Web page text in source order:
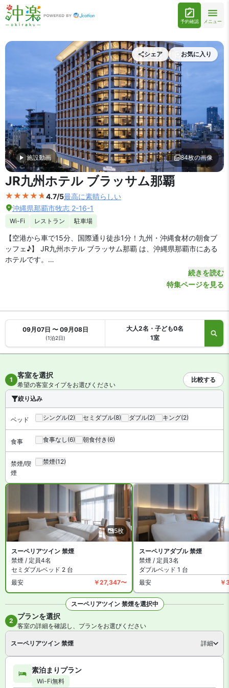
予約確認 メニュー
外観の写真を拡大表示
施設動画
シェア お気に入り
84枚の画像
JR九州ホテル ブラッサム那覇
4.7/5最高に素晴らしい
沖縄県那覇市牧志 2-16-1
Wi-Fi レストラン 駐車場
【空港から車で15分、国際通り徒歩1分！九州・沖縄食材の朝食ブ
ッフェ♪】 JR九州ホテル ブラッサム那覇 は、沖縄県那覇市にある
ホテルです。
JR九州ホテル ブラッサム那覇 までのアクセスは、那覇空港からモ
からお車をご利用の場合、約15分で到着します。
沖縄自動車道「那覇IC」は車で20分。ホテルは国際通りまで徒歩1
分の沖映通り沿いにあります。牧志公設市場や国際通り屋台村は徒
歩5分。ビジネス・観光に便利な好立地です。
【お食事、レストラン】
朝食はブッフェ形式です（有料）。館内にレストランがあります。
ライブラリーラウンジ＆テラスでコーヒーサービスもご利用いただ
けます。
【館内施設・サービス】
客室数は全 218 室。インターネットは無料 WiFi、有線インターネッ
トが利用可能です。施設は会議室のほか、リラクゼーションサロン
やライブラリーラウンジ&テラス、多目的室、コインランドリーが
あります。
JR九州ホテル ブラッサム那覇 は全館禁煙です。指定の喫煙スペー
続きを読む
特集ページを見る
09月07日 〜 09月08日
(1泊2日)
大人2名・子ども0名
1室
1
客室を選択
希望の客室タイプをお選びください
比較する
絞り込み
ベッド シングル(2) セミダブル(8) ダブル(2) キング(2)
食事 食事なし (6) 朝食付き (6)
禁煙/喫
煙
禁煙(12)
5枚
スーペリアツイン 禁煙
禁煙 / 定員4名
セミダブルベッド 2 台
最安
￥27,347〜
スーペリアダブル 禁煙
禁煙 / 定員3名
ダブルベッド 1 台
最安
スーペリアツイン 禁煙を選択中
2 プランを選択
客室の詳細を確認し、プランをお選びください
スーペリアツイン 禁煙 詳細
素泊まりプラン
Wi-Fi無料